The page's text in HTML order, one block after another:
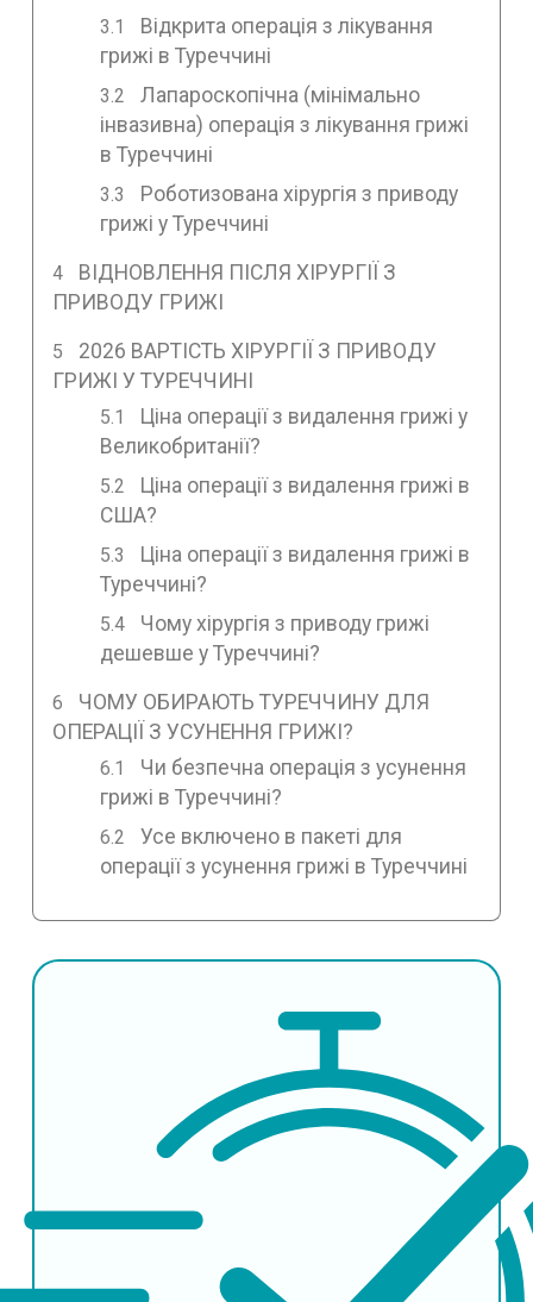
Відкрита операція з лікування
грижі в Туреччині
Лапароскопічна (мінімально
інвазивна) операція з лікування грижі
в Туреччині
Роботизована хірургія з приводу
грижі у Туреччині
ВІДНОВЛЕННЯ ПІСЛЯ ХІРУРГІЇ З
ПРИВОДУ ГРИЖІ
2026 ВАРТІСТЬ ХІРУРГІЇ З ПРИВОДУ
ГРИЖІ У ТУРЕЧЧИНІ
Ціна операції з видалення грижі у
Великобританії?
Ціна операції з видалення грижі в
США?
Ціна операції з видалення грижі в
Туреччині?
Чому хірургія з приводу грижі
дешевше у Туреччині?
ЧОМУ ОБИРАЮТЬ ТУРЕЧЧИНУ ДЛЯ
ОПЕРАЦІЇ З УСУНЕННЯ ГРИЖІ?
Чи безпечна операція з усунення
грижі в Туреччині?
Усе включено в пакеті для
операції з усунення грижі в Туреччині